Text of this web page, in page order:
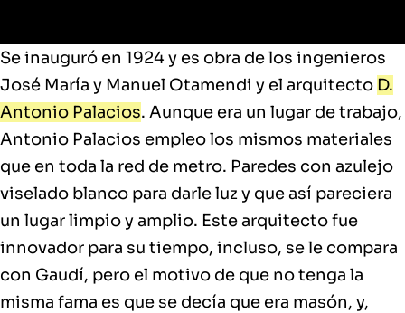
Se inauguró en 1924 y es obra de los ingenieros
José María y Manuel Otamendi y el arquitecto D.
Antonio Palacios. Aunque era un lugar de trabajo,
Antonio Palacios empleo los mismos materiales
que en toda la red de metro. Paredes con azulejo
viselado blanco para darle luz y que así pareciera
un lugar limpio y amplio. Estearquitectofue
innovador para su tiempo, incluso, se le compara
con Gaudí, pero el motivo de que no tenga la
misma fama es que se decía que era masón, y,